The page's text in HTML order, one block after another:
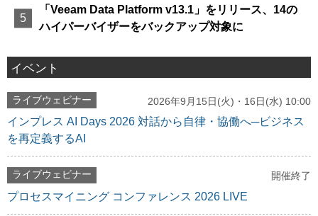
「Veeam Data Platform v13.1」をリリース、14の
ハイパーバイザーをバックアップ対象に
イベント
ライブウェビナー 2026年9月15日(火)・16日(水) 10:00
インプレス AI Days 2026 対話から自律・協働へ─ビジネス
を再定義するAI
ライブウェビナー 開催終了
プロセスマイニング コンファレンス 2026 LIVE